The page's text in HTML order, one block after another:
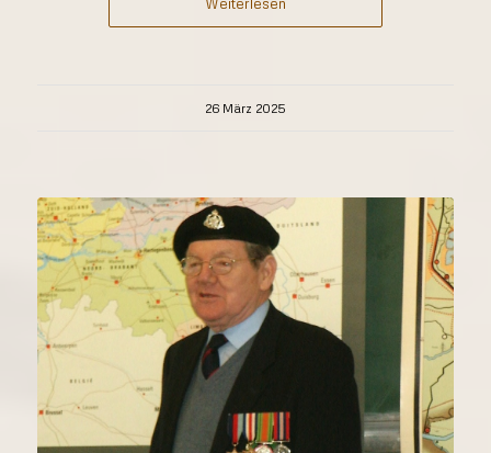
26 März 2025